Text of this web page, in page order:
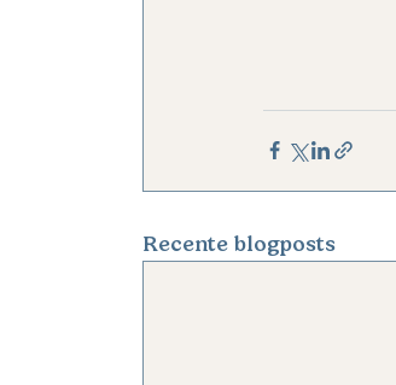
Recente blogposts